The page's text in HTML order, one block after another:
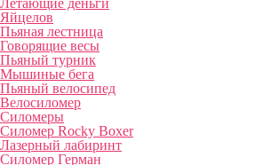
Летающие деньги
Яйцелов
Пьяная лестница
Говорящие весы
Пьяный турник
Мышиные бега
Пьяный велосипед
Велосиломер
Силомеры
Силомер Rocky Boxer
Лазерный лабиринт
Силомер Герман